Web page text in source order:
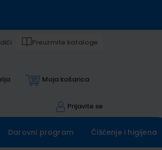
Preuzmite kataloge
Moja košarica
Prijavite se
Darovni program Čišćenje i higijena